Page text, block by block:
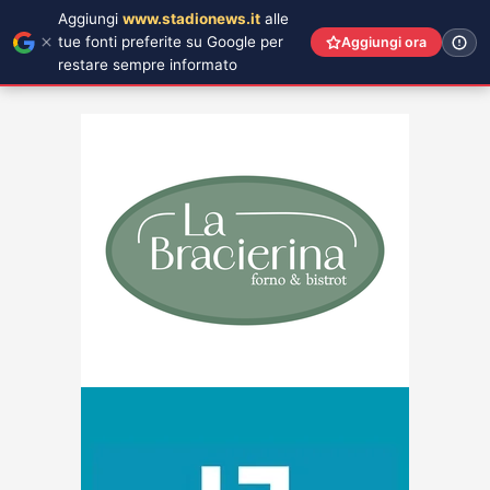
Aggiungi www.stadionews.it alle
tue fonti preferite su Google per
restare sempre informato
Aggiungi ora